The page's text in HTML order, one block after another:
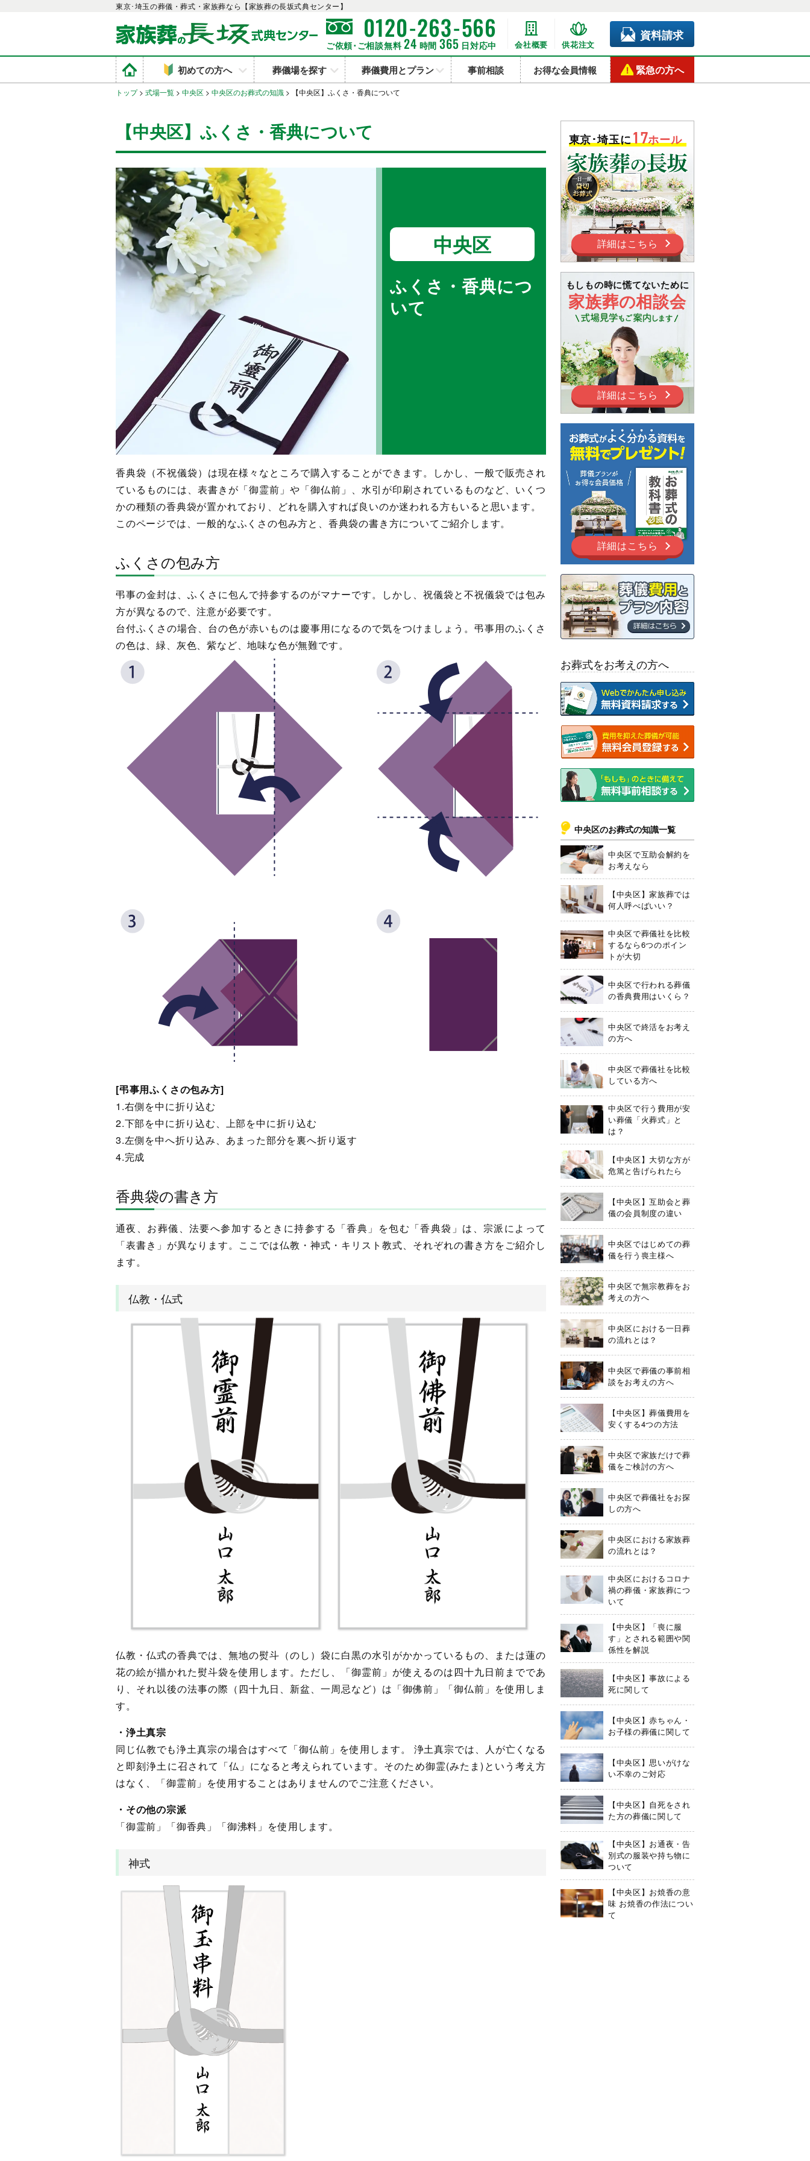
東京･埼玉の葬儀・葬式・家族葬なら【家族葬の長坂式典センター】
0120-263-566
ご依頼･ご相談無料 24 時間 365 日対応中 会社概要 供花注文
資料請求
初めての方へ 葬儀場を探す 葬儀費用とプラン 事前相談 お得な会員情報 緊急の方へ
トップ > 式場一覧 > 中央区 > 中央区のお葬式の知識 > 【中央区】ふくさ・香典について
【中央区】ふくさ・香典について
中央区
ふくさ・香典につ
いて
香典袋（不祝儀袋）は現在様々なところで購入することができます。しかし、一般で販売され
ているものには、表書きが「御霊前」や「御仏前」、水引が印刷されているものなど、いくつ
かの種類の香典袋が置かれており、どれを購入すれば良いのか迷われる方もいると思います。
このページでは、一般的なふくさの包み方と、香典袋の書き方についてご紹介します。
ふくさの包み方
弔事の金封は、ふくさに包んで持参するのがマナーです。しかし、祝儀袋と不祝儀袋では包み
方が異なるので、注意が必要です。
台付ふくさの場合、台の色が赤いものは慶事用になるので気をつけましょう。弔事用のふくさ
の色は、緑、灰色、紫など、地味な色が無難です。
[弔事用ふくさの包み方]
1.右側を中に折り込む
2.下部を中に折り込む、上部を中に折り込む
3.左側を中へ折り込み、あまった部分を裏へ折り返す
4.完成
香典袋の書き方
通夜、お葬儀、法要へ参加するときに持参する「香典」を包む「香典袋」は、宗派によって
「表書き」が異なります。ここでは仏教・神式・キリスト教式、それぞれの書き方をご紹介し
ます。
仏教・仏式
仏教・仏式の香典では、無地の熨斗（のし）袋に白黒の水引がかかっているもの、または蓮の
花の絵が描かれた熨斗袋を使用します。ただし、「御霊前」が使えるのは四十九日前までであ
り、それ以後の法事の際（四十九日、新盆、一周忌など）は「御佛前」「御仏前」を使用しま
す。
・浄土真宗
同じ仏教でも浄土真宗の場合はすべて「御仏前」を使用します。 浄土真宗では、人が亡くなる
と即刻浄土に召されて「仏」になると考えられています。そのため御霊(みたま)という考え方
はなく、「御霊前」を使用することはありませんのでご注意ください。
・その他の宗派
「御霊前」「御香典」「御沸料」を使用します。
神式
東京･埼玉に17ホール
詳細はこちら
もしもの時に慌てないために
家族葬の相談会
詳細はこちら
詳細はこちら
お葬式をお考えの方へ
中央区のお葬式の知識一覧
中央区で互助会解約を
お考えなら
【中央区】家族葬では
何人呼べばいい？
中央区で葬儀社を比較
するなら6つのポイン
トが大切
中央区で行われる葬儀
の香典費用はいくら？
中央区で終活をお考え
の方へ
中央区で葬儀社を比較
している方へ
中央区で行う費用が安
い葬儀「火葬式」と
は？
【中央区】大切な方が
危篤と告げられたら
【中央区】互助会と葬
儀の会員制度の違い
中央区ではじめての葬
儀を行う喪主様へ
中央区で無宗教葬をお
考えの方へ
中央区における一日葬
の流れとは？
中央区で葬儀の事前相
談をお考えの方へ
【中央区】葬儀費用を
安くする4つの方法
中央区で家族だけで葬
儀をご検討の方へ
中央区で葬儀社をお探
しの方へ
中央区における家族葬
の流れとは？
中央区におけるコロナ
禍の葬儀・家族葬につ
いて
【中央区】「喪に服
す」とされる範囲や関
係性を解説
【中央区】事故による
死に関して
【中央区】赤ちゃん・
お子様の葬儀に関して
【中央区】思いがけな
い不幸のご対応
【中央区】自死をされ
た方の葬儀に関して
【中央区】お通夜・告
別式の服装や持ち物に
ついて
【中央区】お焼香の意
味 お焼香の作法につい
て